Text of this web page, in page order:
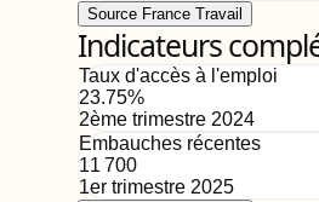
Source France Travail
Indicateurs
Taux d'accès à l'emploi
23.75%
2ème trimestre 2024
Embauches récentes
11 700
1er trimestre 2025